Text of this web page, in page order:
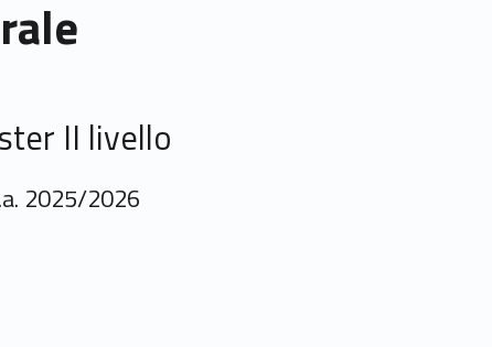
II livello
2025/2026